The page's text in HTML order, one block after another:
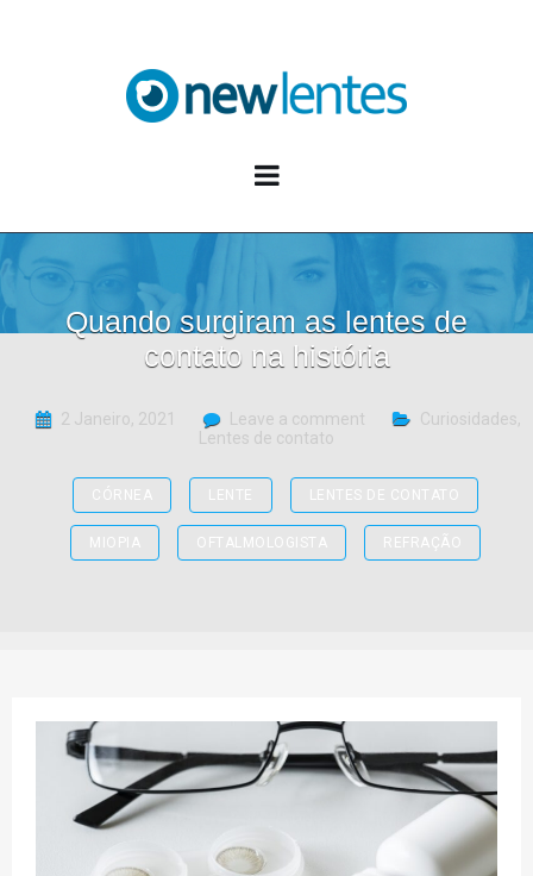
Quando surgiram as lentes de
contato na história
2 Janeiro, 2021 Leave a comment Curiosidades,
Lentes de contato
CÓRNEA LENTE LENTES DE CONTATO
MIOPIA OFTALMOLOGISTA REFRAÇÃO